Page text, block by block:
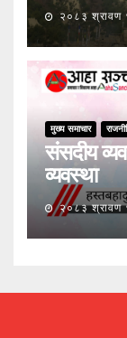
२०८३ श्रावण
मुख्य समाचार
संसदीय
व्यवस्था
२०८३ श्रावण